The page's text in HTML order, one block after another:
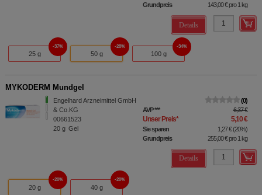
Grundpreis
143,00 €pro 1 kg
Details
25 g
37%
50 g
28%
100 g
34%
MYKODERM Mundgel
Engelhard Arzneimittel GmbH
& Co.KG
00661523
20 g Gel
0
AVP*** 6,37 €
Unser Preis* 5,10 €
Sie sparen 1,27 €(20%)
Grundpreis
255,00 €pro 1 kg
Details
20 g
20%
40 g
20%